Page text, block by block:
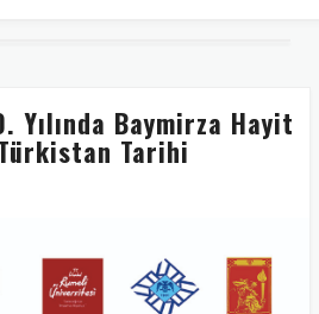
Yılında Baymirza Hayit
Tarihi